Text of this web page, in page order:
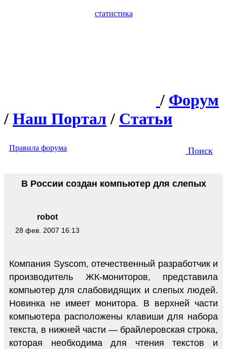
статистика
/ Форум
/ Наш Портал / Статьи
Правила форума Поиск
robot
28 фев. 2007 16:13
В России создан компьютер для слепых
Компания Syscom, отечественный разработчик и
производитель ЖК-мониторов, представила
компьютер для слабовидящих и слепых людей.
Новинка не имеет монитора. В верхней части
компьютера расположены клавиши для набора
текста, в нижней части — брайлеровская строка,
которая необходима для чтения текстов и